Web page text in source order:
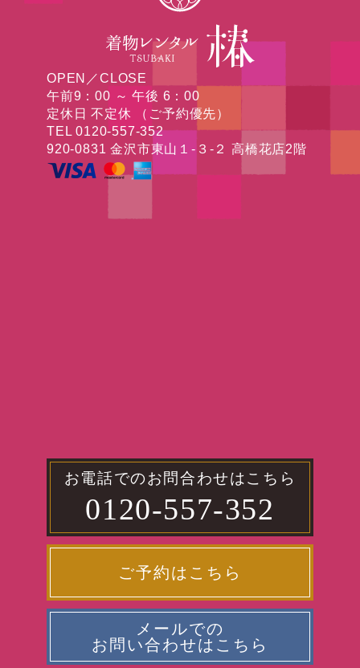
OPEN／CLOSE
午前9：00 ～ 午後 6：00
定休日 不定休 （ご予約優先）
TEL 0120-557-352
920-0831 金沢市東山１-３-２ 高橋花店2階
お電話でのお問合わせはこちら
0120-557-352
ご予約はこちら
メールでの
お問い合わせはこちら